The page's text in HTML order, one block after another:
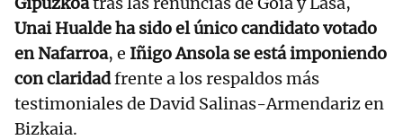
Unai Hualde ha sido el único candidato votado
en Nafarroa, e Iñigo Ansola se está imponiendo
con claridadfrente a los respaldos más
testimoniales de David Salinas-Armendariz en
Bizkaia.